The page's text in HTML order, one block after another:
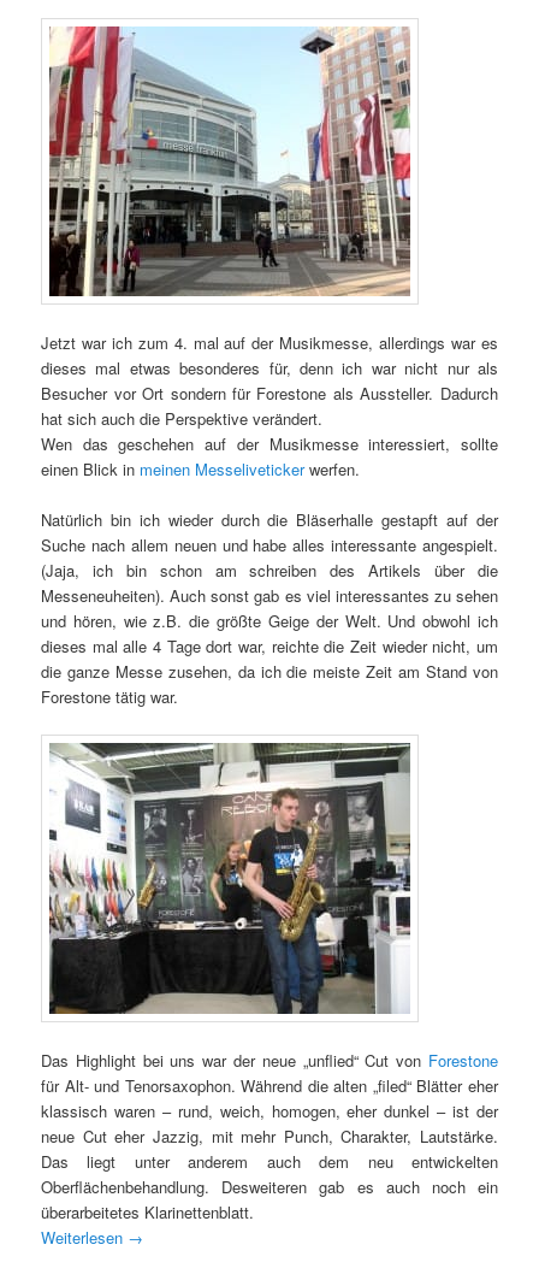
Jetzt war ich zum 4. mal auf der Musikmesse, allerdings war es
dieses mal etwas besonderes für, denn ich war nicht nur als
Besucher vor Ort sondern für Forestone als Aussteller. Dadurch
hat sich auch die Perspektive verändert.
Wen das geschehen auf der Musikmesse interessiert, sollte
einen Blick in meinen Messelivetickerwerfen.
Natürlich bin ich wieder durch die Bläserhalle gestapft auf der
Suche nach allem neuen und habe alles interessante angespielt.
(Jaja, ich bin schon am schreiben des Artikels über die
Messeneuheiten). Auch sonst gab es viel interessantes zu sehen
und hören, wie z.B. die größte Geige der Welt. Und obwohl ich
dieses mal alle 4 Tage dort war, reichte die Zeit wieder nicht, um
die ganze Messe zusehen, da ich die meiste Zeit am Stand von
Forestone tätig war.
Das Highlight bei uns war der neue „unflied“ Cut von Forestone
für Alt- und Tenorsaxophon. Während die alten „filed“ Blätter eher
klassisch waren – rund, weich, homogen, eher dunkel – ist der
neue Cut eher Jazzig, mit mehr Punch, Charakter, Lautstärke.
Das liegt unter anderem auch dem neu entwickelten
Oberflächenbehandlung. Desweiteren gab es auch noch ein
überarbeitetes Klarinettenblatt.
Weiterlesen →